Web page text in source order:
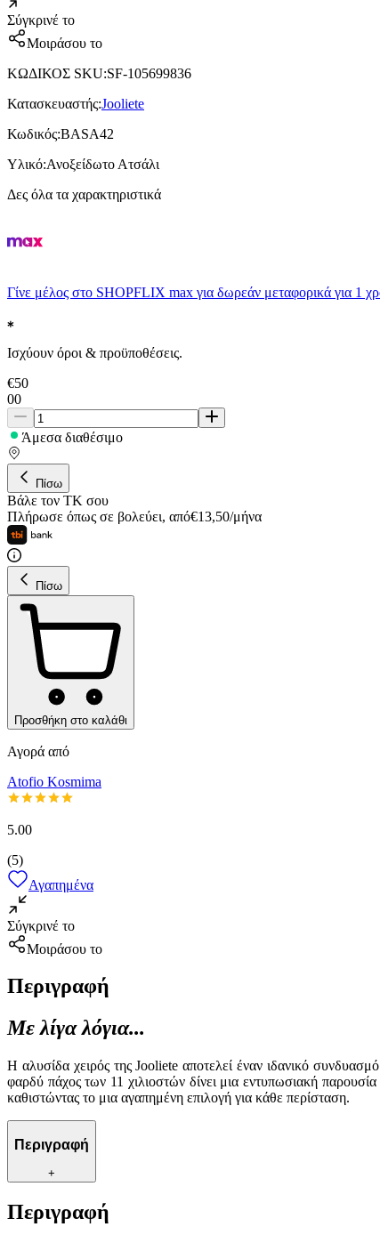
Σύγκρινέ το
Μοιράσου το
ΚΩΔΙΚΟΣ SKU:SF-105699836
Κατασκευαστής:Jooliete
Κωδικός:BASA42
Υλικό:Ανοξείδωτο Ατσάλι
Δες όλα τα χαρακτηριστικά
Γίνε μέλος στο SHOPFLIX max για δωρεάν μεταφορικά για 1
Ισχύουν όροι & προϋποθέσεις.
€50
00
Άμεσα διαθέσιμο
Πίσω
Βάλε τον ΤΚ σου
Πλήρωσε όπως σε βολεύει, από€13,50/μήνα
Πίσω
Προσθήκη στο καλάθι
Αγορά από
Atofio Kosmima
5.00
(5)
Αγαπημένα
Σύγκρινέ το
Μοιράσου το
Περιγραφή
Με λίγα λόγια...
Η αλυσίδα χειρός της Jooliete αποτελεί έναν ιδανικό
φαρδύ πάχος των 11 χιλιοστών δίνει μια εντυπωσιακή
καθιστώντας το μια αγαπημένη επιλογή για κάθε περίσταση.
Περιγραφή
+
Περιγραφή